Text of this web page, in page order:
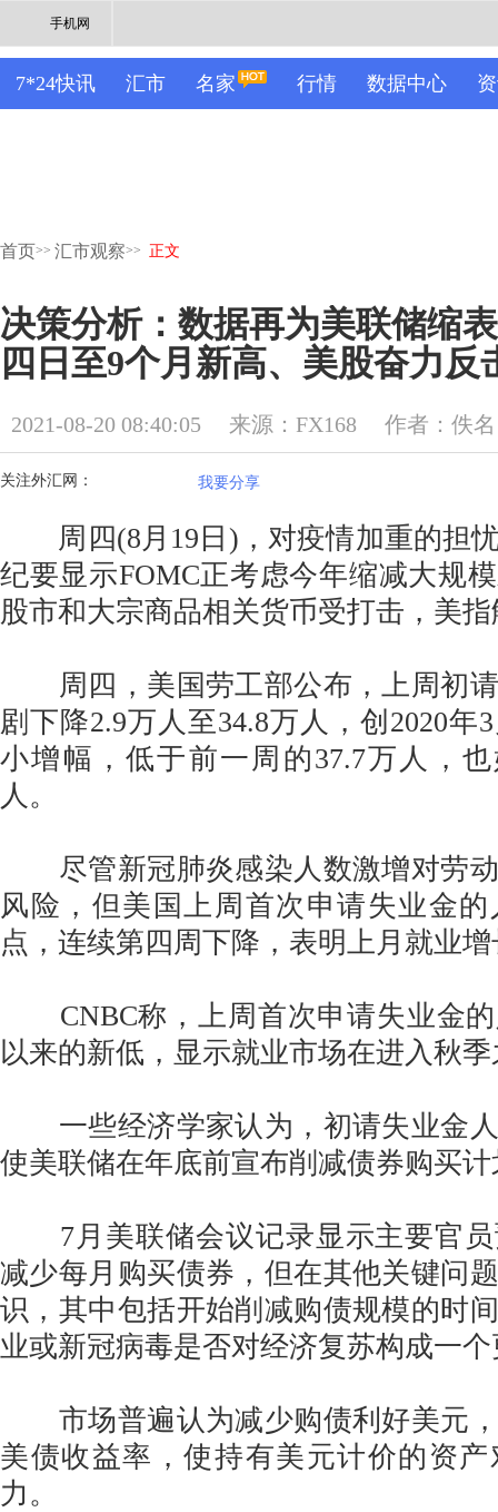
手机网
7*24快讯 汇市 名家 行情 数据中心
首页>> 汇市观察>> 正文
决策分析：数据再为美联储缩
四日至9个月新高、美股奋力反
2021-08-20 08:40:05 来源：FX168 作者：佚名
关注外汇网： 我要分享
周四(8月19日)，对疫情加重的担
纪要显示FOMC正考虑今年缩减大规
股市和大宗商品相关货币受打击，美
周四，美国劳工部公布，上周初请
剧下降2.9万人至34.8万人，创2020年
小增幅，低于前一周的37.7万人，
人。
尽管新冠肺炎感染人数激增对劳动
风险，但美国上周首次申请失业金
点，连续第四周下降，表明上月就业
CNBC称，上周首次申请失业金的
以来的新低，显示就业市场在进入秋
一些经济学家认为，初请失业金人
使美联储在年底前宣布削减债券购买
7月美联储会议记录显示主要官员
减少每月购买债券，但在其他关键问
识，其中包括开始削减购债规模的时
业或新冠病毒是否对经济复苏构成一
市场普遍认为减少购债利好美元，
美债收益率，使持有美元计价的资
力。